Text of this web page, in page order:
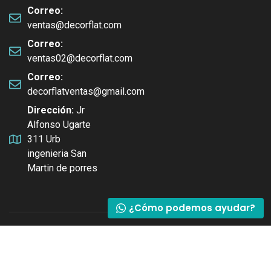
Correo:
ventas@decorflat.com
Correo:
ventas02@decorflat.com
Correo:
decorflatventas@gmail.com
Dirección: Jr
Alfonso Ugarte
311 Urb
ingenieria San
Martin de porres
Asesores listos para atenderte
Asesor 2
¿Cómo podemos ayudar?